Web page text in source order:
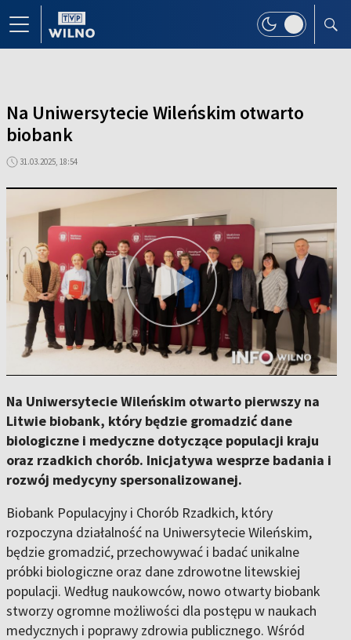
Na Uniwersytecie Wileńskim otwarto
biobank
31.03.2025, 18:54
Na Uniwersytecie Wileńskim otwarto pierwszy na
Litwie biobank, który będzie gromadzić dane
biologiczne i medyczne dotyczące populacji kraju
oraz rzadkich chorób. Inicjatywa wesprze badania i
rozwój medycyny spersonalizowanej.
Biobank Populacyjny i Chorób Rzadkich, który
rozpoczyna działalność na Uniwersytecie Wileńskim,
będzie gromadzić, przechowywać i badać unikalne
próbki biologiczne oraz dane zdrowotne litewskiej
populacji. Według naukowców, nowo otwarty biobank
stworzy ogromne możliwości dla postępu w naukach
medycznych i poprawy zdrowia publicznego. Wśród